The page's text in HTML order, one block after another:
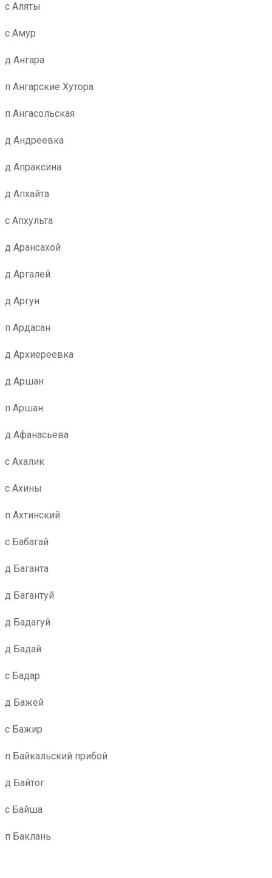
с Аляты
с Амур
д Ангара
п Ангарские Хутора
п Ангасольская
д Андреевка
д Апраксина
д Апхайта
с Апхульта
д Арансахой
д Аргалей
д Аргун
п Ардасан
д Архиереевка
д Аршан
п Аршан
д Афанасьева
с Ахалик
с Ахины
п Ахтинский
с Бабагай
д Баганта
д Багантуй
д Бадагуй
д Бадай
с Бадар
д Бажей
с Бажир
п Байкальский прибой
д Байтог
с Байша
п Баклань